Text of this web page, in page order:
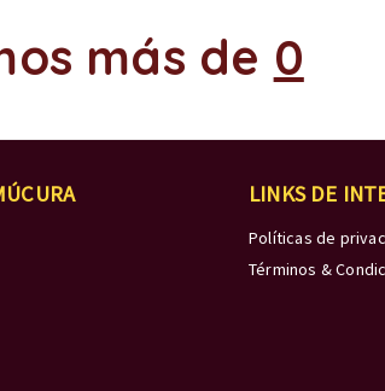
más de 0
LINKS DE
Políticas de
Términos &